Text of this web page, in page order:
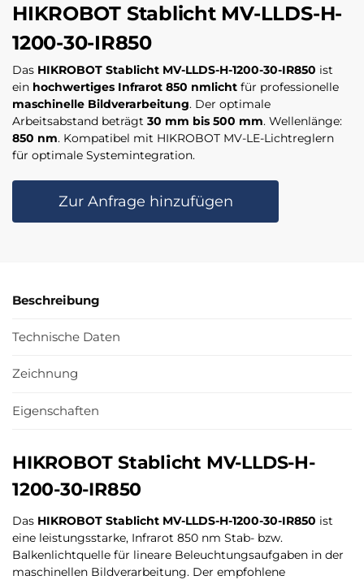
HIKROBOT Stablicht MV-LLDS-H-
1200-30-IR850
Das HIKROBOT Stablicht MV-LLDS-H-1200-30-IR850 ist
ein hochwertiges Infrarot 850 nmlicht für professionelle
maschinelle Bildverarbeitung. Der optimale
Arbeitsabstand beträgt 30 mm bis 500 mm. Wellenlänge:
850 nm. Kompatibel mit HIKROBOT MV-LE-Lichtreglern
für optimale Systemintegration.
Zur Anfrage hinzufügen
Beschreibung
Technische Daten
Zeichnung
Eigenschaften
HIKROBOT Stablicht MV-LLDS-H-
1200-30-IR850
Das HIKROBOT Stablicht MV-LLDS-H-1200-30-IR850 ist
eine leistungsstarke, Infrarot 850 nm Stab- bzw.
Balkenlichtquelle für lineare Beleuchtungsaufgaben in der
maschinellen Bildverarbeitung. Der empfohlene